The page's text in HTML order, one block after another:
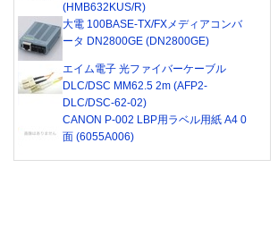
(HMB632KUS/R)
大電 100BASE-TX/FXメディアコンバ
ータ DN2800GE (DN2800GE)
エイム電子 光ファイバーケーブル
DLC/DSC MM62.5 2m (AFP2-
DLC/DSC-62-02)
CANON P-002 LBP用ラベル用紙 A4 0
面 (6055A006)